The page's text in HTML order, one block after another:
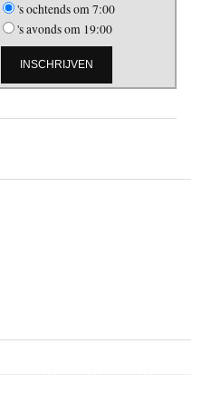
's ochtends om 7:00
's avonds om 19:00